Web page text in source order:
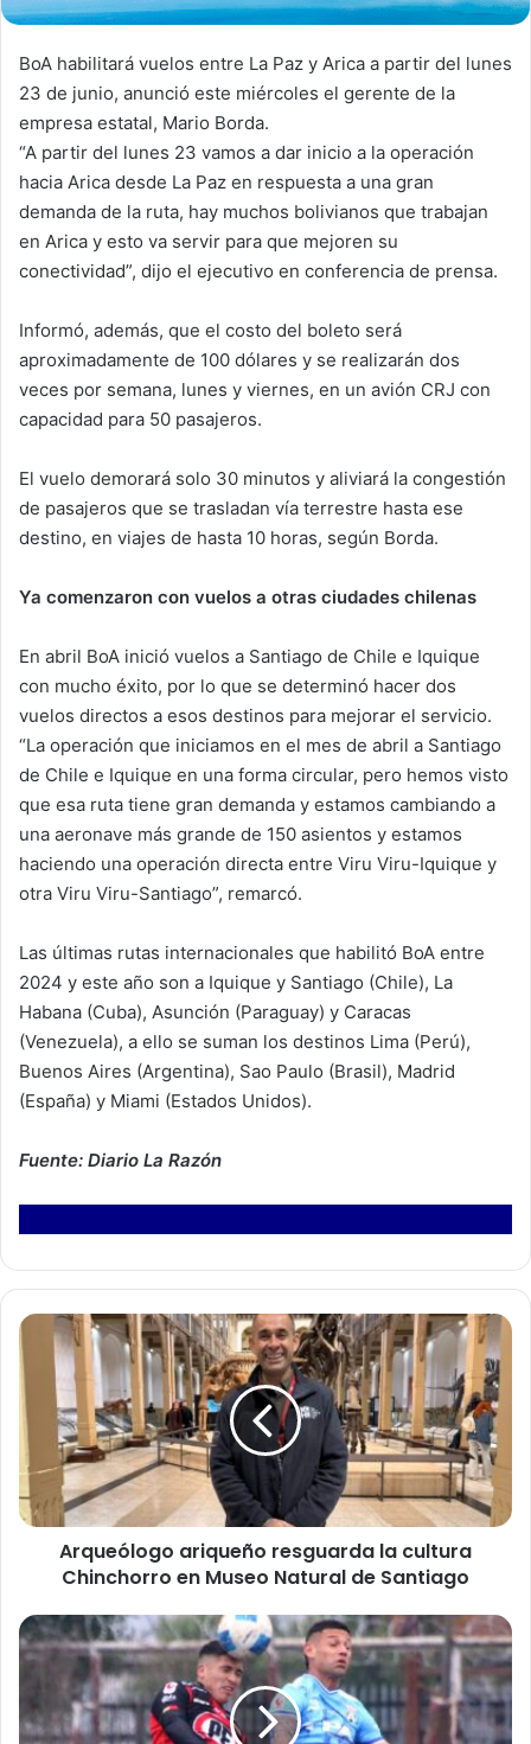
BoA habilitará vuelos entre La Paz y Arica a partir del lunes
23 de junio, anunció este miércoles el gerente de la
empresa estatal, Mario Borda.
“A partir del lunes 23 vamos a dar inicio a la operación
hacia Arica desde La Paz en respuesta a una gran
demanda de la ruta, hay muchos bolivianos que trabajan
en Arica y esto va servir para que mejoren su
conectividad”, dijo el ejecutivo en conferencia de prensa.
Informó, además, que el costo del boleto será
aproximadamente de 100 dólares y se realizarán dos
veces por semana, lunes y viernes, en un avión CRJ con
capacidad para 50 pasajeros.
El vuelo demorará solo 30 minutos y aliviará la congestión
de pasajeros que se trasladan vía terrestre hasta ese
destino, en viajes de hasta 10 horas, según Borda.
Ya comenzaron con vuelos a otras ciudades chilenas
En abril BoA inició vuelos a Santiago de Chile e Iquique
con mucho éxito, por lo que se determinó hacer dos
vuelos directos a esos destinos para mejorar el servicio.
“La operación que iniciamos en el mes de abril a Santiago
de Chile e Iquique en una forma circular, pero hemos visto
que esa ruta tiene gran demanda y estamos cambiando a
una aeronave más grande de 150 asientos y estamos
haciendo una operación directa entre Viru Viru-Iquique y
otra Viru Viru-Santiago”, remarcó.
Las últimas rutas internacionales que habilitó BoA entre
2024 y este año son a Iquique y Santiago (Chile), La
Habana (Cuba), Asunción (Paraguay) y Caracas
(Venezuela), a ello se suman los destinos Lima (Perú),
Buenos Aires (Argentina), Sao Paulo (Brasil), Madrid
(España) y Miami (Estados Unidos).
Fuente: Diario La Razón
A
r
e
o
g
i
q
ñ
Arqueólogo ariqueño resguarda la cultura
Chinchorro en Museo Natural de Santiago
S
a
a